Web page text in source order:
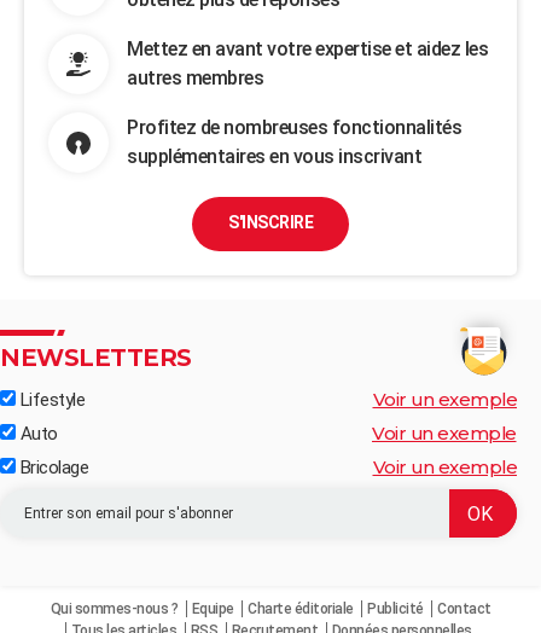
Mettez en avant votre expertise et aidez les
autres membres
Profitez de nombreuses fonctionnalités
supplémentaires en vous inscrivant
S'INSCRIRE
NEWSLETTERS
Lifestyle Voir un exemple
Auto Voir un exemple
Bricolage Voir un exemple
Qui sommes-nous ? Equipe Charte éditoriale Publicité
Contact